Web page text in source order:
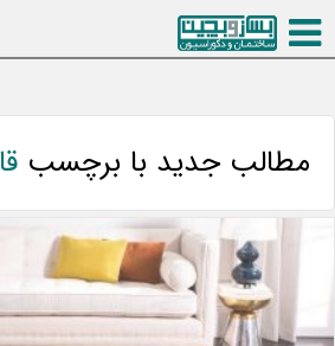
مطالب جدید با برچسب